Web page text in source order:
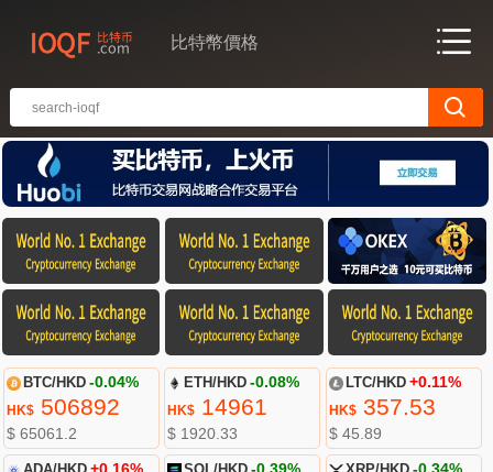
比特幣價格
BTC/HKD -0.04%
HK$506892
$ 65061.2
ETH/HKD -0.08%
HK$ 14961
$ 1920.33
LTC/HKD +0.11%
HK$357.53
$ 45.89